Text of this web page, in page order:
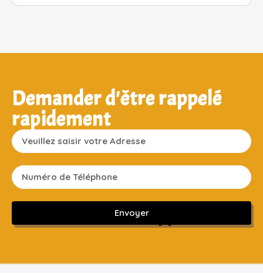
Demander d'être rappelé
rapidement
Envoyer
Sans engagement ni frais cachés